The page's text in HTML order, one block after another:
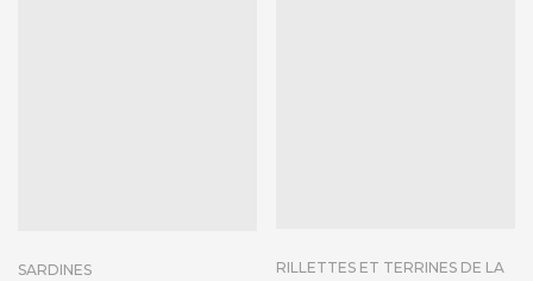
SARDINES
RILLETTES ET TERRINES DE LA